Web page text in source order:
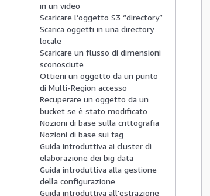
in un video
Scaricare l’oggetto S3 “directory”
Scarica oggetti in una directory
locale
Scaricare un flusso di dimensioni
sconosciute
Ottieni un oggetto da un punto
di Multi-Region accesso
Recuperare un oggetto da un
bucket se è stato modificato
Nozioni di base sulla crittografia
Nozioni di base sui tag
Guida introduttiva ai cluster di
elaborazione dei big data
Guida introduttiva alla gestione
della configurazione
Guida introduttiva all'estrazione